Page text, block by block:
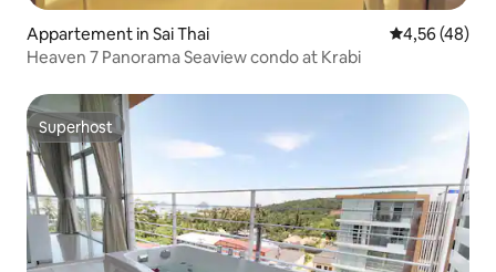
Appartement in Sai Thai Gemiddelde
4,56 (48)
Heaven 7 Panorama Seaview condo at Krabi
Superhost
Superhost